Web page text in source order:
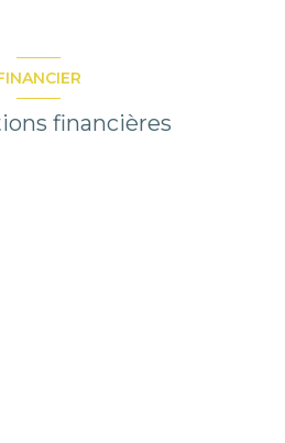
financières